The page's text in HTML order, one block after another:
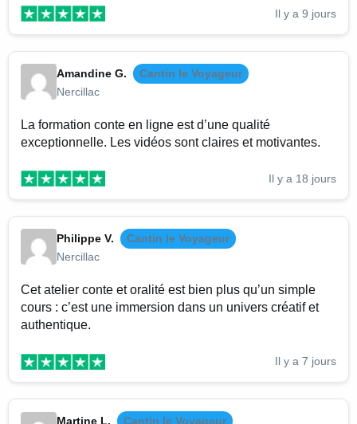
Il y a 9 jours
Amandine G.
Cantin le Voyageur
Nercillac
La formation conte en ligne est d’une qualité
exceptionnelle. Les vidéos sont claires et motivantes.
Il y a 18 jours
Philippe V.
Cantin le Voyageur
Nercillac
Cet atelier conte et oralité est bien plus qu’un simple
cours : c’est une immersion dans un univers créatif et
authentique.
Il y a 7 jours
Martine L.
Cantin le Voyageur